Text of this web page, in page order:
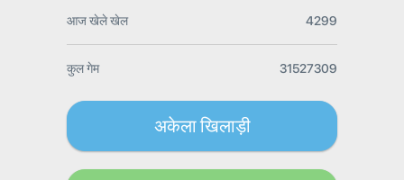
आज खेले खेल 4299
कुल गेम 31527309
अकेला खिलाड़ी